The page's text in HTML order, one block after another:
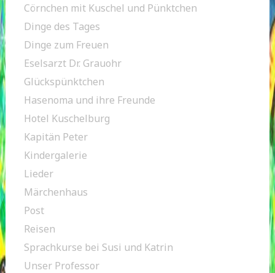
Cörnchen mit Kuschel und Pünktchen
Dinge des Tages
Dinge zum Freuen
Eselsarzt Dr. Grauohr
Glückspünktchen
Hasenoma und ihre Freunde
Hotel Kuschelburg
Kapitän Peter
Kindergalerie
Lieder
Märchenhaus
Post
Reisen
Sprachkurse bei Susi und Katrin
Unser Professor